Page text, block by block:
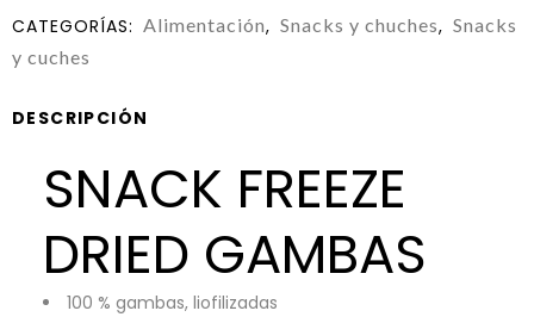
CATEGORÍAS: Alimentación, Snacks y chuches, Snacks
y cuches
DESCRIPCIÓN
SNACK FREEZE
DRIED GAMBAS
100 % gambas, liofilizadas